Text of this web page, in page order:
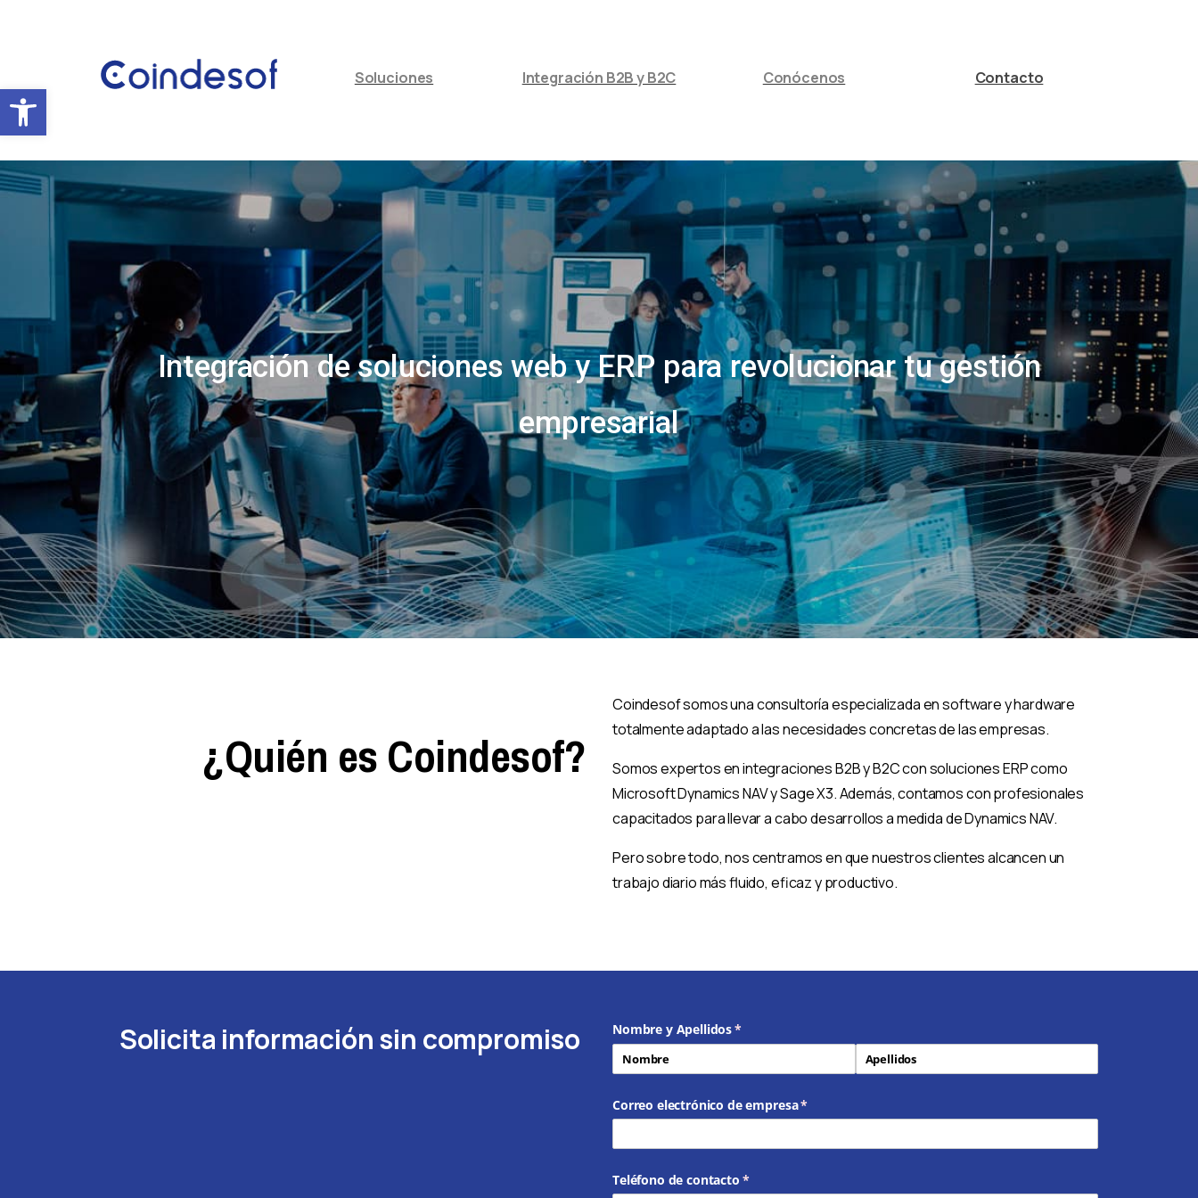
Abrir barra de herramientas Soluciones Integración B2B y B2C Conócenos Contacto
Integración de soluciones web y ERP para revolucionar tu gestión
empresarial
¿Quién es Coindesof?
Coindesof somos una consultoría especializada en software y hardware
totalmente adaptado a las necesidades concretas de las empresas.
Somos expertos en integraciones B2B y B2C con soluciones ERP como
Microsoft Dynamics NAV y Sage X3. Además, contamos con profesionales
capacitados para llevar a cabo desarrollos a medida de Dynamics NAV.
Pero sobre todo, nos centramos en que nuestros clientes alcancen un
trabajo diario más fluido, eficaz y productivo.
Solicita información sin compromiso Nombre y Apellidos*
(necesario)
Correo electrónico de empresa*
(necesario)
Teléfono de contacto *
(necesario)